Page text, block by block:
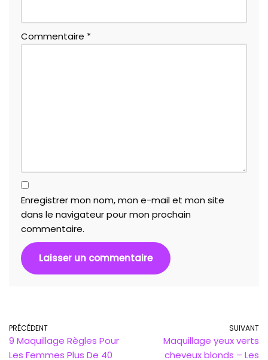
Commentaire *
Enregistrer mon nom, mon e-mail et mon site
dans le navigateur pour mon prochain
commentaire.
PRÉCÉDENT
9 Maquillage Règles Pour
Les Femmes Plus De 40
SUIVANT
Maquillage yeux verts
cheveux blonds – Les